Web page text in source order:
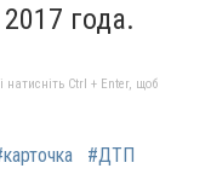
года.
натисніть Ctrl + Enter, щоб
#ДТП